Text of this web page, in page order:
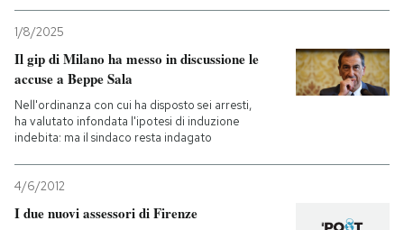
1/8/2025
Il gip di Milano ha messo in discussione le
accuse a Beppe Sala
Nell'ordinanza con cui ha disposto sei arresti,
ha valutato infondata l'ipotesi di induzione
indebita: ma il sindaco resta indagato
4/6/2012
I due nuovi assessori di Firenze